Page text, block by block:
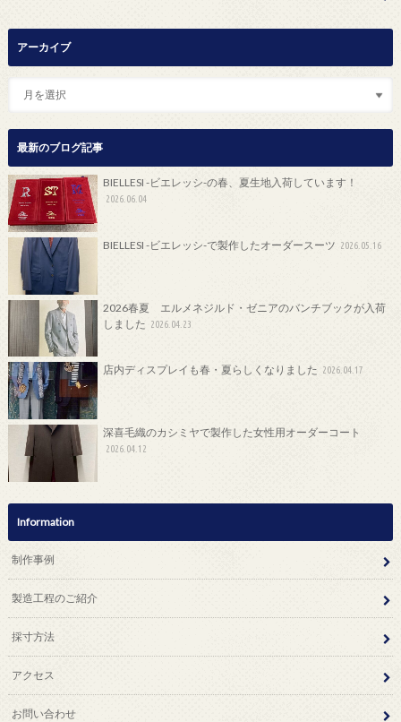
アーカイブ
最新のブログ記事
BIELLESI -ビエレッシ-の春、夏生地入荷しています！
2026.06.04
BIELLESI -ビエレッシ-で製作したオーダースーツ 2026.05.16
2026春夏 エルメネジルド・ゼニアのバンチブックが入荷
しました 2026.04.23
店内ディスプレイも春・夏らしくなりました 2026.04.17
深喜毛織のカシミヤで製作した女性用オーダーコート
2026.04.12
Information
制作事例
製造工程のご紹介
採寸方法
アクセス
お問い合わせ